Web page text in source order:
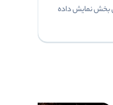
بخش نمایش داده